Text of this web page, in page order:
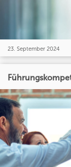
23. September 2024